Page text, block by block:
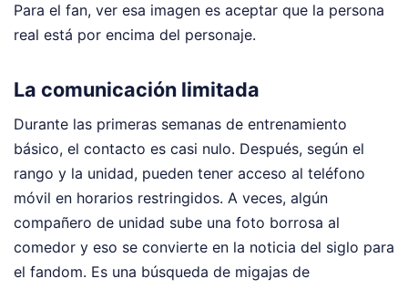
Para el fan, ver esa imagen es aceptar que la persona
real está por encima del personaje.
La comunicación limitada
Durante las primeras semanas de entrenamiento
básico, el contacto es casi nulo. Después, según el
rango y la unidad, pueden tener acceso al teléfono
móvil en horarios restringidos. A veces, algún
compañero de unidad sube una foto borrosa al
comedor y eso se convierte en la noticia del siglo para
el fandom. Es una búsqueda de migajas de